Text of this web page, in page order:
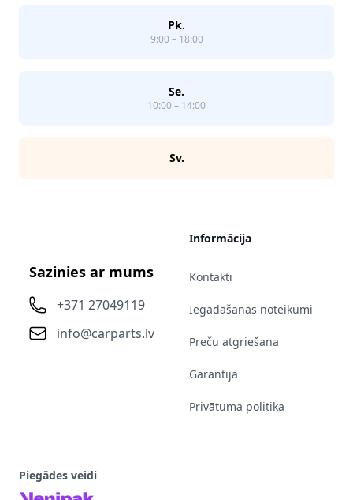
Pk.
9:00 – 18:00
Se.
10:00 – 14:00
Sv.
Sazinies ar mums
+371 27049119
info@carparts.lv
Informācija
Kontakti
Iegādāšanās noteikumi
Preču atgriešana
Garantija
Privātuma politika
Piegādes veidi